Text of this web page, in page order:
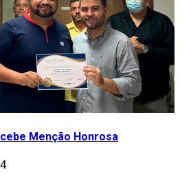
Menção Honrosa